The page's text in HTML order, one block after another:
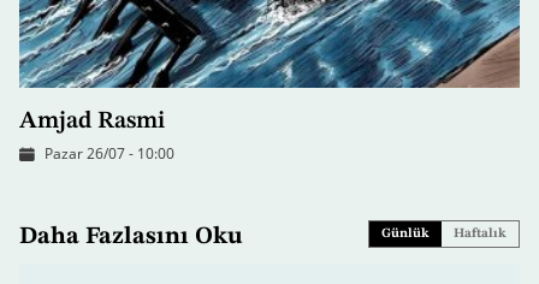
Amjad Rasmi
Pazar 26/07 - 10:00
Daha Fazlasını Oku Günlük Haftalık